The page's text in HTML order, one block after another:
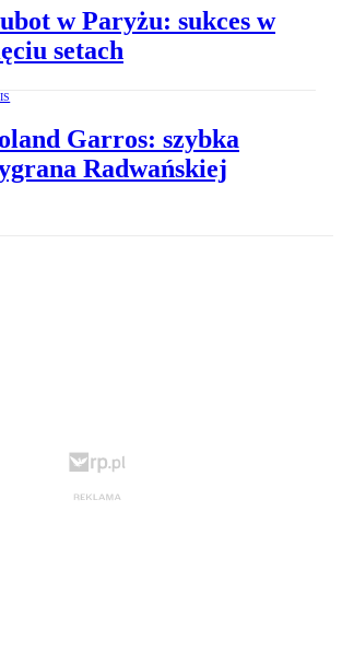
w Paryżu: sukces w
setach
Garros: szybka
Radwańskiej